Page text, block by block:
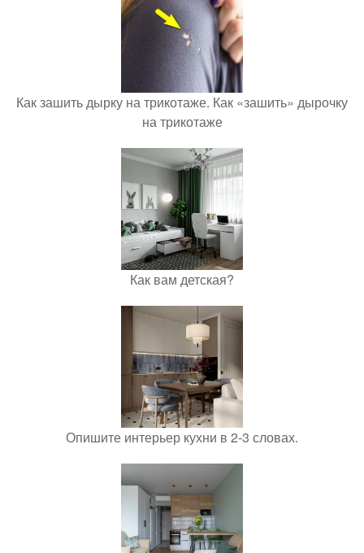
Как зашить дырку на трикотаже. Как «зашить» дырочку
на трикотаже
Как вам детская?
Опишите интерьер кухни в 2-3 словах.